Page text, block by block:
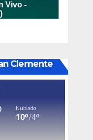
Clemente